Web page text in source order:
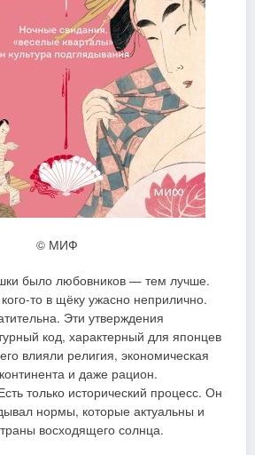
© МИФ
было любовников — тем лучше.
то в щёку ужасно неприлично.
Эти утверждения
код, характерный для японцев
влияли религия, экономическая
и даже рацион.
только исторический процесс. Он
нормы, которые актуальны и
восходящего солнца.